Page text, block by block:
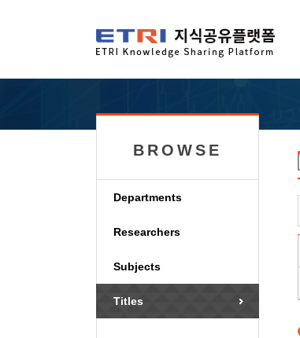
BROWSE
Departments
Researchers
Subjects
Titles